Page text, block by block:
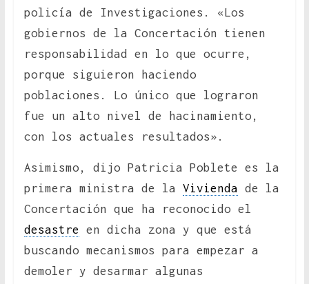
policía de Investigaciones. «Los
gobiernos de la Concertación tienen
responsabilidad en lo que ocurre,
porque siguieron haciendo
poblaciones. Lo único que lograron
fue un alto nivel de hacinamiento,
con los actuales resultados».
Asimismo, dijo Patricia Poblete es la
primera ministra de la Vivienda de la
Concertación que ha reconocido el
desastre en dicha zona y que está
buscando mecanismos para empezar a
demoler y desarmar algunas